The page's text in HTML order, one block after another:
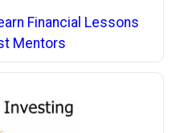
Financial Lessons
Mentors